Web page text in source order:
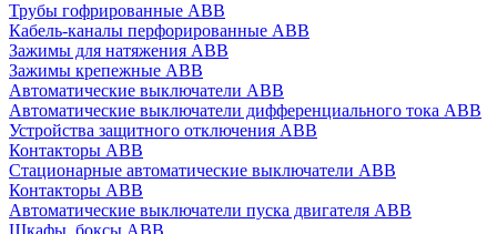
Трубы гофрированные ABB
Кабель-каналы перфорированные ABB
Зажимы для натяжения ABB
Зажимы крепежные ABB
Автоматические выключатели ABB
Автоматические выключатели дифференциального тока ABB
Устройства защитного отключения ABB
Контакторы ABB
Стационарные автоматические выключатели ABB
Контакторы ABB
Автоматические выключатели пуска двигателя ABB
Шкафы, боксы ABB